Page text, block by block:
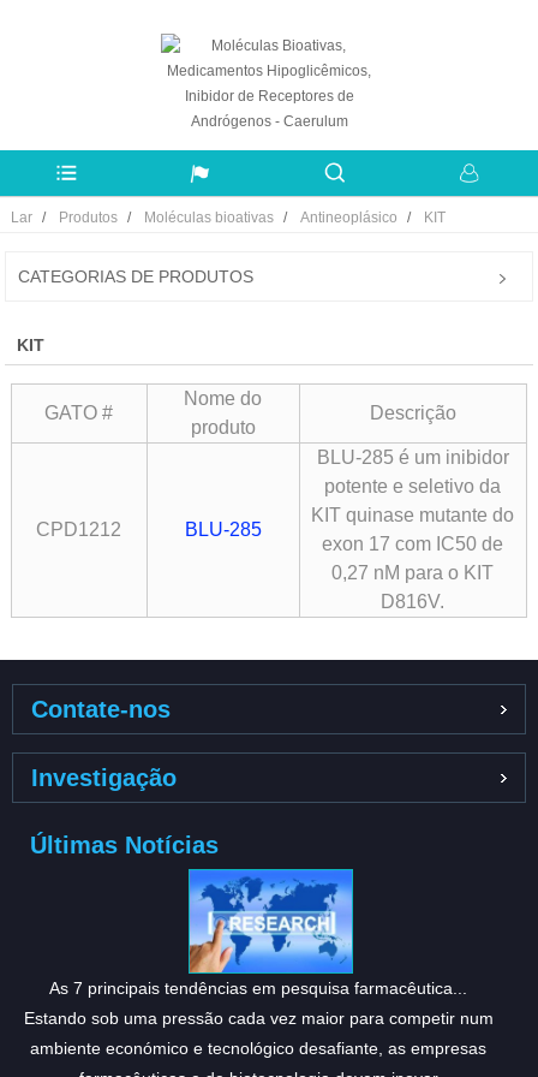
Lar Produtos Moléculas bioativas Antineoplásico KIT
CATEGORIAS DE PRODUTOS
KIT
GATO #
Nome do
produto
Descrição
CPD1212 BLU-285
BLU-285 é um inibidor
potente e seletivo da
KIT quinase mutante do
exon 17 com IC50 de
0,27 nM para o KIT
D816V.
Contate-nos
Investigação
Últimas Notícias
As 7 principais tendências em pesquisa farmacêutica...
Estando sob uma pressão cada vez maior para competir num
ambiente económico e tecnológico desafiante, as empresas